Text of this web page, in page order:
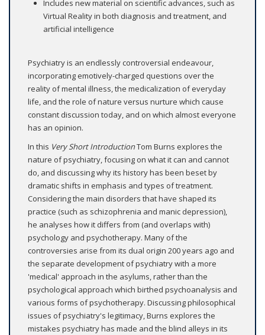
Includes new material on scientific advances, such as
Virtual Reality in both diagnosis and treatment, and
artificial intelligence
Psychiatry is an endlessly controversial endeavour,
incorporating emotively-charged questions over the
reality of mental illness, the medicalization of everyday
life, and the role of nature versus nurture which cause
constant discussion today, and on which almost everyone
has an opinion.
In this Very Short IntroductionTom Burns explores the
nature of psychiatry, focusing on what it can and cannot
do, and discussing why its history has been beset by
dramatic shifts in emphasis and types of treatment.
Considering the main disorders that have shaped its
practice (such as schizophrenia and manic depression),
he analyses how it differs from (and overlaps with)
psychology and psychotherapy. Many of the
controversies arise from its dual origin 200 years ago and
the separate development of psychiatry with a more
'medical' approach in the asylums, rather than the
psychological approach which birthed psychoanalysis and
various forms of psychotherapy. Discussing philosophical
issues of psychiatry's legitimacy, Burns explores the
mistakes psychiatry has made and the blind alleys in its